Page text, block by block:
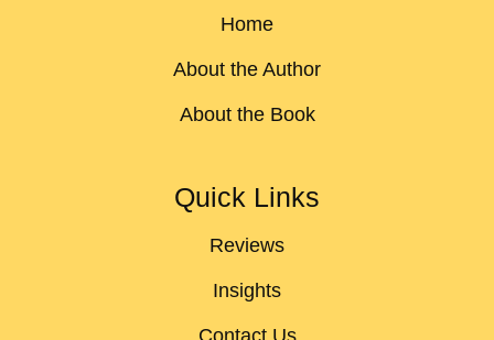
Home
About the Author
About the Book
Quick Links
Reviews
Insights